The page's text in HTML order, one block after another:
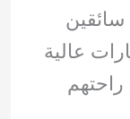
سائقين
عالية